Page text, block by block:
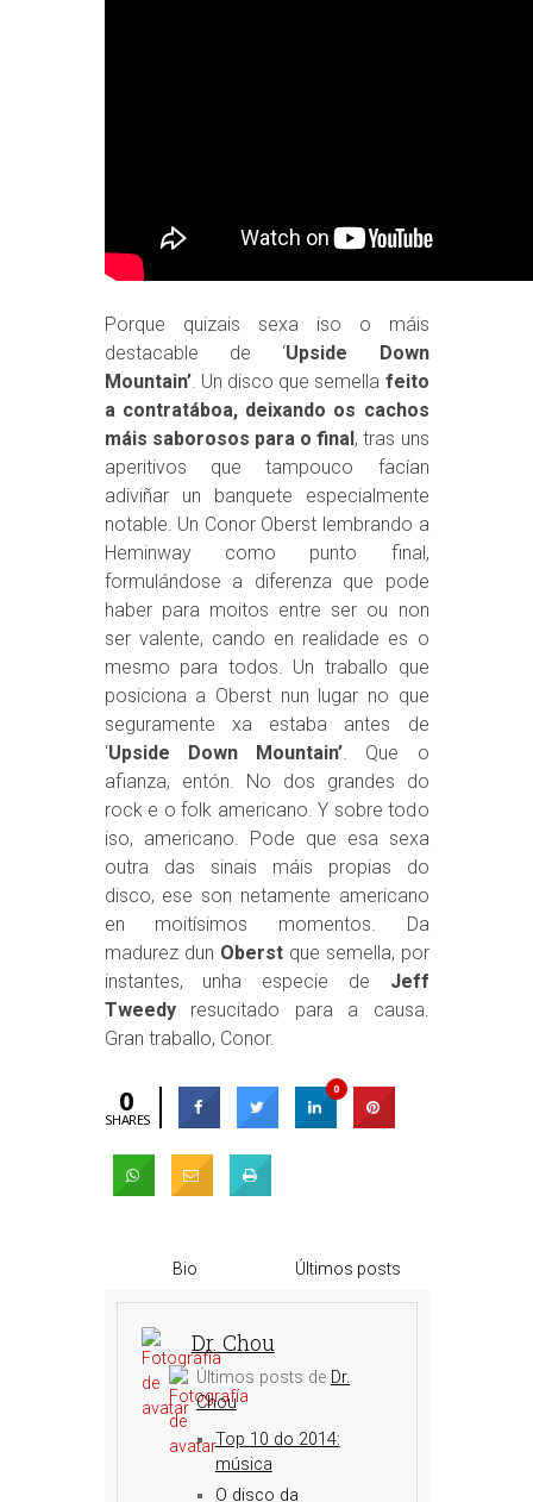
Porque quizais sexa iso o máis
destacable de ‘Upside Down
Mountain’. Un disco que semella feito
a contratáboa, deixando os cachos
máis saborosos para o final, tras uns
aperitivos que tampouco facían
adiviñar un banquete especialmente
notable. Un Conor Oberst lembrando a
Heminway como punto final,
formulándose a diferenza que pode
haber para moitos entre ser ou non
ser valente, cando en realidade es o
mesmo para todos. Un traballo que
posiciona a Oberst nun lugar no que
seguramente xa estaba antes de
‘Upside Down Mountain’. Que o
afianza, entón. No dos grandes do
rock e o folk americano. Y sobre todo
iso, americano. Pode que esa sexa
outra das sinais máis propias do
disco, ese son netamente americano
en moitísimos momentos. Da
madurez dun Oberstque semella, por
instantes, unha especie de Jeff
Tweedyresucitado para a causa.
Gran traballo, Conor.
0
SHARES
0
Bio Últimos posts
Dr. Chou
Últimos posts de Dr.
Chou
Top 10 do 2014:
música
O disco da